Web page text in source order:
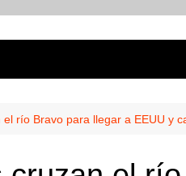
río Bravo para llegar a EEUU y